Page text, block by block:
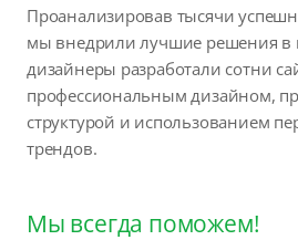
Проанализировав тысячи
мы внедрили лучшие решения в
дизайнеры разработали сотни
профессиональным дизайном,
структурой и использованием
трендов.
Мы всегда поможем!